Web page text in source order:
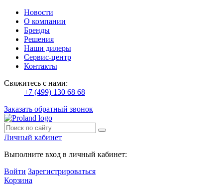
Новости
О компании
Бренды
Решения
Наши дилеры
Сервис-центр
Контакты
Свяжитесь с нами:
+7 (499) 130 68 68
Заказать обратный звонок
Личный кабинет
Выполните вход в личный кабинет:
Войти Зарегистрироваться
Корзина